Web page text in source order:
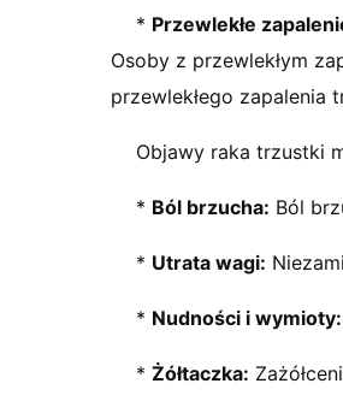
* Przewlekłe
Osoby z przewlekłym
przewlekłego zapalenia
Objawy raka trzustki
* Ból brzucha: Ból
* Utrata wagi:
* Nudności i wymioty:
* Żółtaczka: